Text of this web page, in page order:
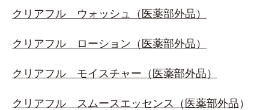
クリアフル ウォッシュ（医薬部外品）
クリアフル ローション（医薬部外品）
クリアフル モイスチャー（医薬部外品）
クリアフル スムースエッセンス（医薬部外品 ）